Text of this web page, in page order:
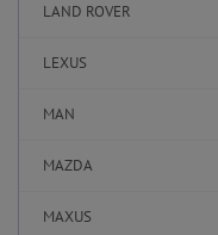
LAND ROVER
LEXUS
MAN
MAZDA
MAXUS